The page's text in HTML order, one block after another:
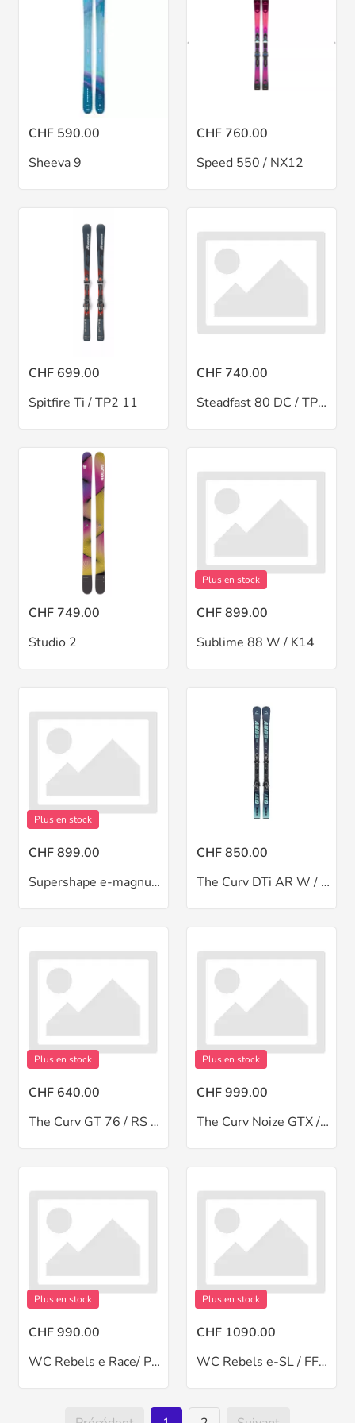
CHF 590.00
Sheeva 9
CHF 760.00
Speed 550 / NX12
CHF 699.00
Spitfire Ti / TP2 11
CHF 740.00
Steadfast 80 DC / TPX 12
CHF 749.00
Studio 2
Plus en stock
CHF 899.00
Sublime 88 W / K14
Plus en stock
CHF 899.00
Supershape e-magnum SW / PR 13
CHF 850.00
The Curv DTi AR W / RS11
Plus en stock
CHF 640.00
The Curv GT 76 / RS 10
Plus en stock
CHF 999.00
The Curv Noize GTX / VX 13
Plus en stock
CHF 990.00
WC Rebels e Race/ PR 13 pro
Plus en stock
CHF 1090.00
WC Rebels e-SL / FF14